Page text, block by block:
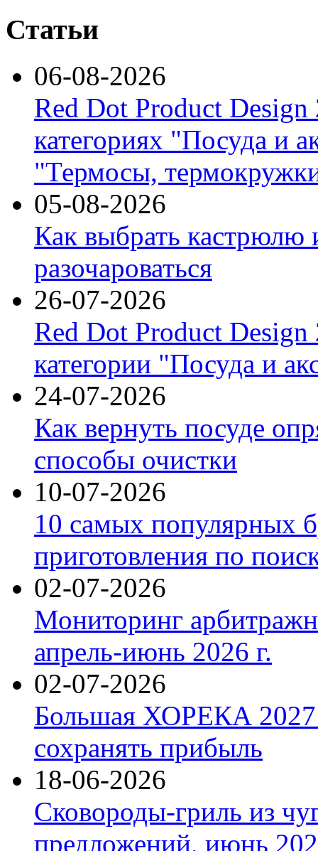
Статьи
06-08-2026
Red Dot Product Design
категориях "Посуда и
"Термосы,
05-08-2026
Как выбрать кастрюлю
разочароваться
26-07-2026
Red Dot Product Design
категории "Посуда и
24-07-2026
Как вернуть посуде
способы очистки
10-07-2026
10 самых популярных
приготовления по
02-07-2026
Мониторинг
апрель-июнь 2026 г.
02-07-2026
Большая ХОРЕКА 2027:
сохранять прибыль
18-06-2026
Сковороды-гриль из
предложений, июнь